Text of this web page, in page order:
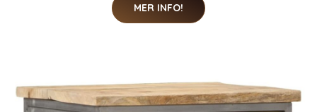
MER INFO!